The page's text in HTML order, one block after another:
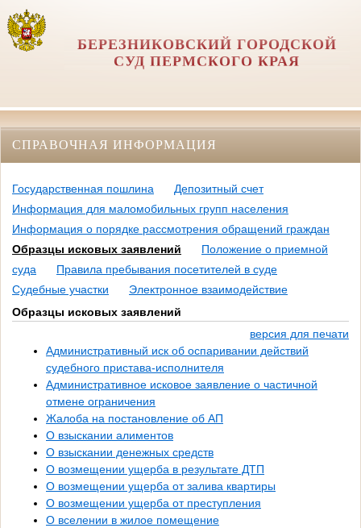
БЕРЕЗНИКОВСКИЙ ГОРОДСКОЙ
СУД ПЕРМСКОГО КРАЯ
СПРАВОЧНАЯ ИНФОРМАЦИЯ
Государственная пошлина
Депозитный счет
Информация для маломобильных групп населения
Информация о порядке рассмотрения обращений граждан
Образцы исковых заявлений
Положение о приемной
суда
Правила пребывания посетителей в суде
Судебные участки
Электронное взаимодействие
Образцы исковых заявлений
версия для печати
Административный иск об оспаривании действий
судебного пристава-исполнителя
Административное исковое заявление о частичной
отмене ограничения
Жалоба на постановление об АП
О взыскании алиментов
О взыскании денежных средств
О возмещении ущерба в результате ДТП
О возмещении ущерба от залива квартиры
О возмещении ущерба от преступления
О вселении в жилое помещение